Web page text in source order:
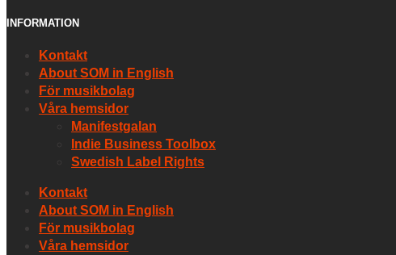
INFORMATION
Kontakt
About SOM in English
För musikbolag
Våra hemsidor
Manifestgalan
Indie Business Toolbox
Swedish Label Rights
Kontakt
About SOM in English
För musikbolag
Våra hemsidor